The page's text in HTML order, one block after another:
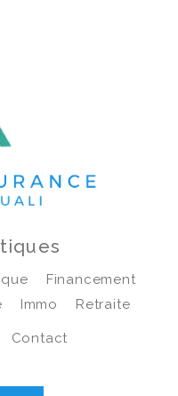
Financement
Immo Retraite
Contact